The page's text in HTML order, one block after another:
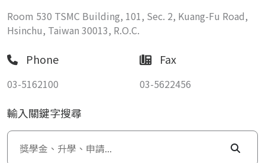
Room 530 TSMC Building, 101, Sec. 2, Kuang-Fu Road,
Hsinchu, Taiwan 30013, R.O.C.
Phone
03-5162100
Fax
03-5622456
輸入關鍵字搜尋